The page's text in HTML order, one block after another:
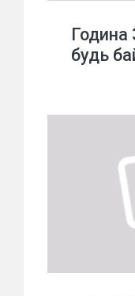
Година
будь